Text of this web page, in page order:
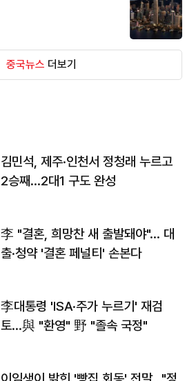
중국뉴스 더보기
김민석, 제주·인천서 정청래 누르고
2승째…2대1 구도 완성
李 "결혼, 희망찬 새 출발돼야"… 대
출·청약 '결혼 페널티' 손본다
李대통령 'ISA·주가 누르기' 재검
토…與 "환영" 野 "졸속 국정"